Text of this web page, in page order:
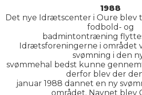
1988
Det nye Idrætscenter i Oure blev
fodbold- og
badmintontræning
Idrætsforeningerne i området
svømning i den
svømmehal bedst kunne
derfor blev der den
januar 1988 dannet en ny
området. Navnet blev